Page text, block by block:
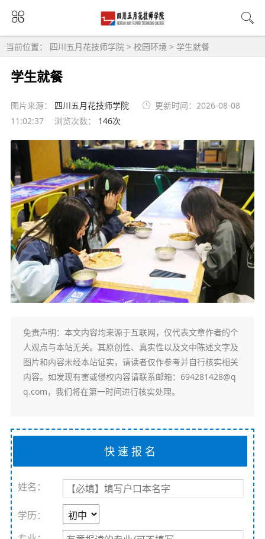
当前位置： 四川五月花技师学院 > 校园环境 > 学生就餐
学生就餐
图片来源： 四川五月花技师学院
更新时间：2026-08-08
11:02:37
浏览次数： 146次
免责声明：本文内容均来源于互联网，仅代表文章作者的个
人观点与本站无关。其原创性、真实性以及文中陈述文字及
图片和内容未经本站证实，请读者仅作参考并自行核实相关
内容。如发现有害或侵权内容请联系邮箱：694281428@q
q.com，我们将在第一时间进行核实处理。
姓名：
学历：